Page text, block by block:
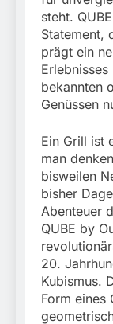
steht.
Statement,
prägt ein
bekannten
Genüssen
Ein Grill ist
man
bisweilen
bisher
Abenteuer
QUBE by
20.
Kubismus.
Form eines